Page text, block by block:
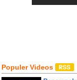
Populer Videos